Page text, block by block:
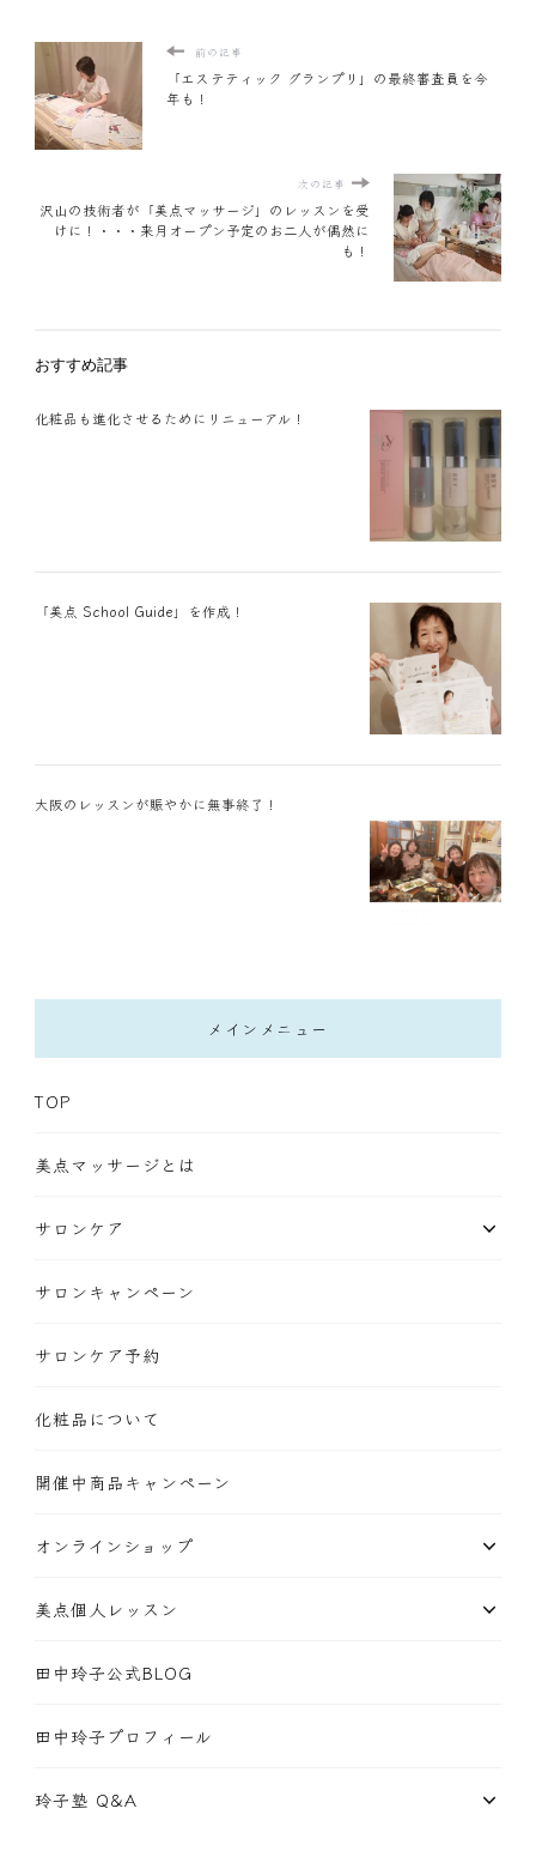
前の記事
「エステティック グランプリ」の最終審査員を今
年も！
次の記事
沢山の技術者が「美点マッサージ」のレッスンを受
けに！・・・来月オープン予定のお二人が偶然に
も！
おすすめ記事
化粧品も進化させるためにリニューアル！
「美点 School Guide」を作成！
大阪のレッスンが賑やかに無事終了！
メインメニュー
TOP
美点マッサージとは
サロンケア
サロンキャンペーン
サロンケア予約
化粧品について
開催中商品キャンペーン
オンラインショップ
美点個人レッスン
田中玲子公式BLOG
田中玲子プロフィール
玲子塾 Q&A